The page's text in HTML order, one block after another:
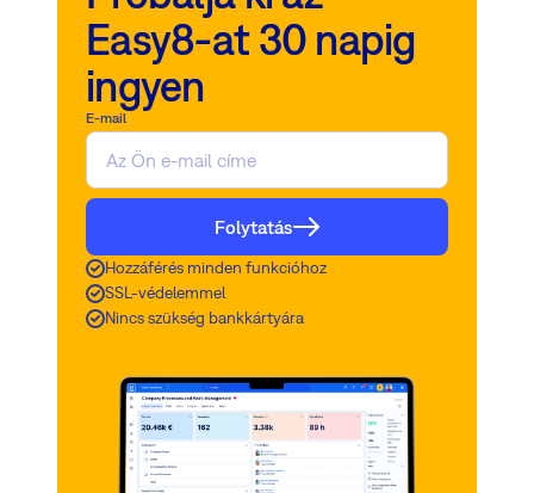
Easy8-at 30 napig
ingyen
E-mail
Folytatás
Hozzáférés minden funkcióhoz
SSL-védelemmel
Nincs szükség bankkártyára